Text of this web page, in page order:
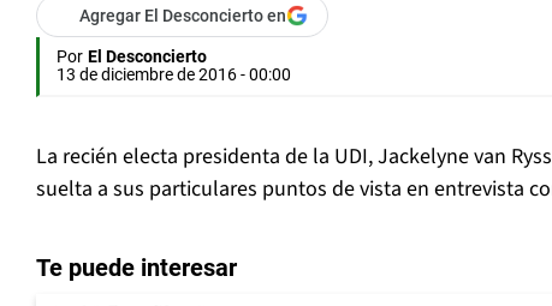
Agregar El Desconcierto en
Por El Desconcierto
13 de diciembre de 2016 - 00:00
La recién electa presidenta de la UDI, Jackelyne van
suelta a sus particulares puntos de vista en entrevista
Te puede interesar